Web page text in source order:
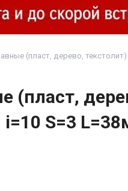
(пласт, дерево,
(пласт,
S=3